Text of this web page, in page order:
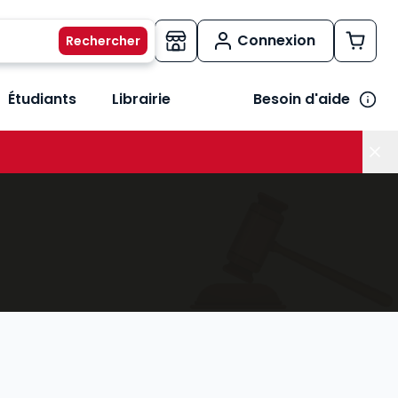
Connexion
métiers
le sous-menu Vos besoins
Étudiants Librairie Besoin d'aide